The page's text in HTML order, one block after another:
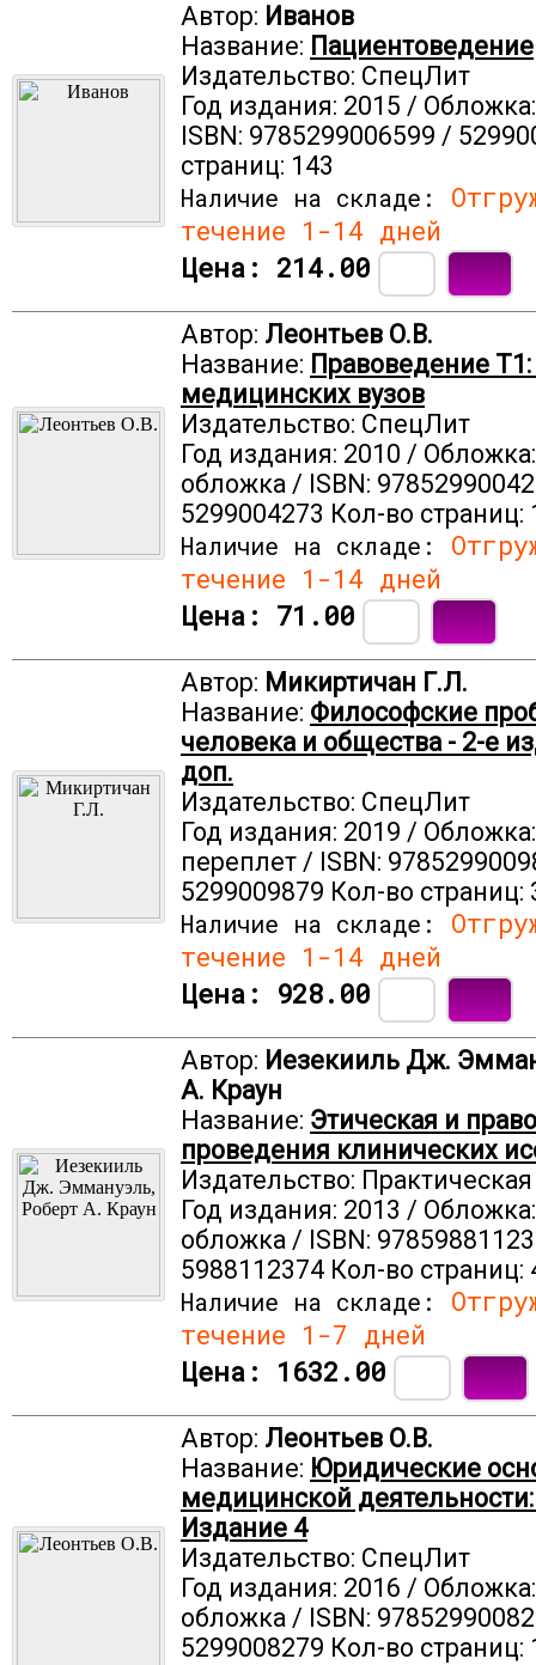
Автор: Иванов
Название: Пациентоведение
Издательство: СпецЛит
Год издания: 2015 /
ISBN: 9785299006599 /
страниц: 143
Наличие на складе:
течение 1-14 дней
Цена: 214.00
Автор: Леонтьев О.В.
Название: Правоведение
медицинских вузов
Издательство: СпецЛит
Год издания: 2010 /
обложка / ISBN:
5299004273 Кол-во страниц:
Наличие на складе:
течение 1-14 дней
Цена: 71.00
Автор: Микиртичан Г.Л.
Название: Философские
человека и общества - 2-е
доп.
Издательство: СпецЛит
Год издания: 2019 /
переплет / ISBN:
5299009879 Кол-во страниц:
Наличие на складе:
течение 1-14 дней
Цена: 928.00
Автор: Иезекииль Дж.
А. Краун
Название: Этическая и
проведения клинических
Издательство:
Год издания: 2013 /
обложка / ISBN:
5988112374 Кол-во страниц:
Наличие на складе:
течение 1-7 дней
Цена: 1632.00
Автор: Леонтьев О.В.
Название: Юридические
медицинской
Издание 4
Издательство: СпецЛит
Год издания: 2016 /
обложка / ISBN:
5299008279 Кол-во страниц: